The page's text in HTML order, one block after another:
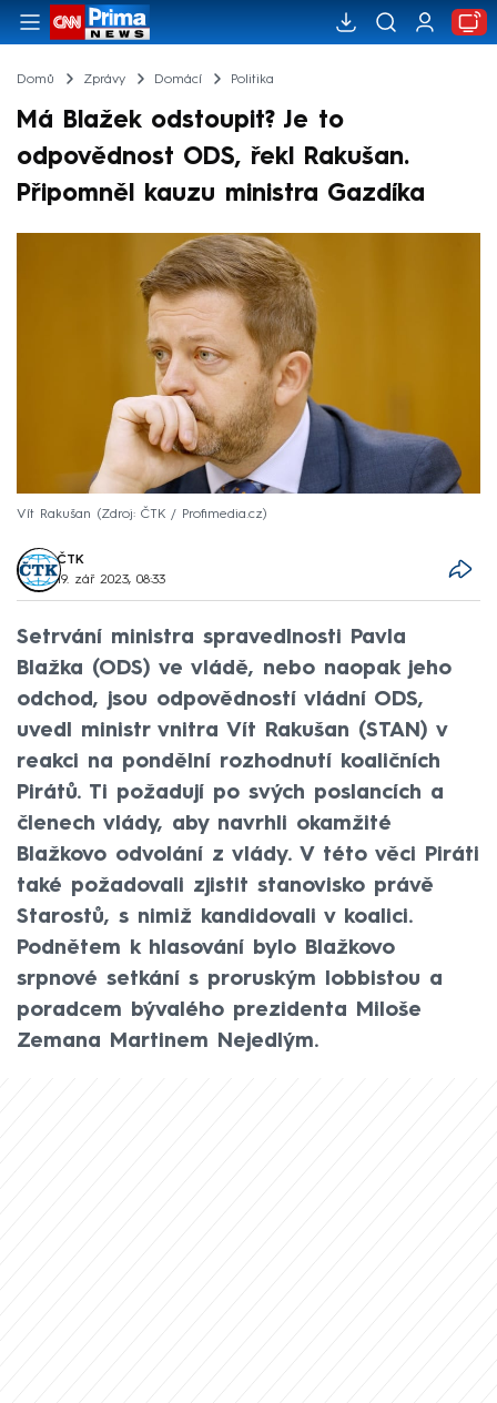
Domů Zprávy Domácí Politika
Má Blažek odstoupit? Je to
odpovědnost ODS, řekl Rakušan.
Připomněl kauzu ministra Gazdíka
Vít Rakušan Zdroj: ČTK / Profimedia.cz
ČTK
19. zář 2023, 08:33
Setrvání ministra spravedlnosti Pavla
Blažka (ODS) ve vládě, nebo naopak jeho
odchod, jsou odpovědností vládní ODS,
uvedl ministr vnitra Vít Rakušan (STAN) v
reakci na pondělní rozhodnutí koaličních
Pirátů. Ti požadují po svých poslancích a
členech vlády, aby navrhli okamžité
Blažkovo odvolání z vlády. V této věci Piráti
také požadovali zjistit stanovisko právě
Starostů, s nimiž kandidovali v koalici.
Podnětem k hlasování bylo Blažkovo
srpnové setkání s proruským lobbistou a
poradcem bývalého prezidenta Miloše
Zemana Martinem Nejedlým.